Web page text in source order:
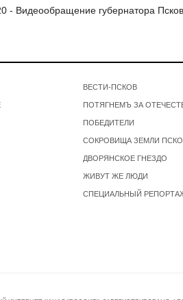
- Видеообращение губернатора
ВЕСТИ-ПСКОВ
ПОТЯГНЕМЪ ЗА
ПОБЕДИТЕЛИ
СОКРОВИЩА ЗЕМЛИ
ДВОРЯНСКОЕ ГНЕЗДО
ЖИВУТ ЖЕ ЛЮДИ
СПЕЦИАЛЬНЫЙ